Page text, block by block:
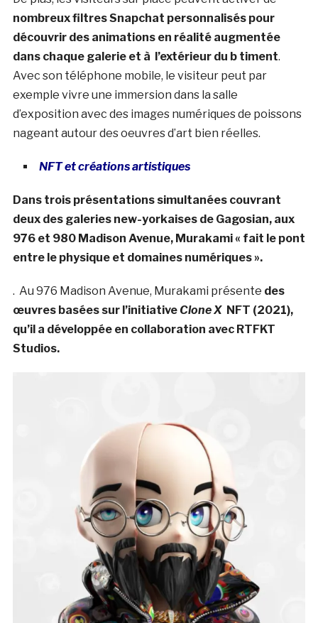
nombreux filtres Snapchat personnalisés pour
découvrir des animations en réalité augmentée
dans chaque galerie et à l’extérieur du b timent.
Avec son téléphone mobile, le visiteur peut par
exemple vivre une immersion dans la salle
d’exposition avec des images numériques de poissons
nageant autour des oeuvres d’art bien réelles.
NFT et créations artistiques
Dans trois présentations simultanées couvrant
deux des galeries new-yorkaises de Gagosian, aux
976 et 980 Madison Avenue, Murakami « fait le pont
entre le physique et domaines numériques ».
. Au 976 Madison Avenue, Murakami présente des
œuvres basées sur l’initiative Clone XNFT (2021),
qu’il a développée en collaboration avec RTFKT
Studios.